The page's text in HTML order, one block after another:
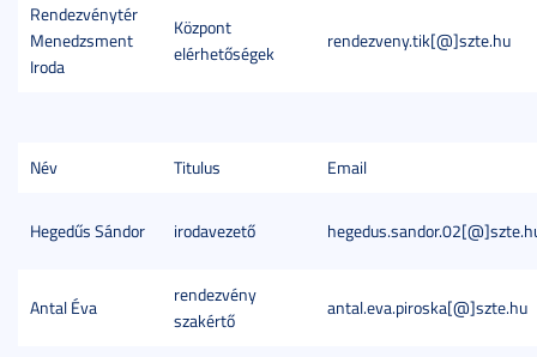
Rendezvénytér
Menedzsment
Iroda
Központ
elérhetőségek
rendezveny.tik[@]szte.hu
Név Titulus Email
Hegedűs Sándor irodavezető
Antal Éva
rendezvény
szakértő
antal.eva.piroska[@]szte.hu